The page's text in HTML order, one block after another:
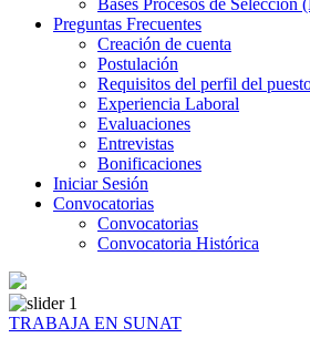
Preguntas Frecuentes
Creación de cuenta
Postulación
Requisitos del perfil del
Experiencia Laboral
Evaluaciones
Entrevistas
Bonificaciones
Iniciar Sesión
Convocatorias
Convocatorias
Convocatoria Histórica
TRABAJA EN SUNAT